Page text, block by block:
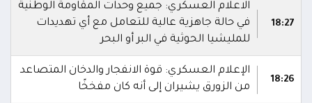
18:27
الاعلام العسكري: جميع وحدات المقاومة الوطنية
في حالة جاهزية عالية للتعامل مع أي تهديدات
للمليشيا الحوثية في البر أو البحر
18:26
الإعلام العسكري: قوة الانفجار والدخان المتصاعد
من الزورق يشيران إلى أنه كان مفخخًا